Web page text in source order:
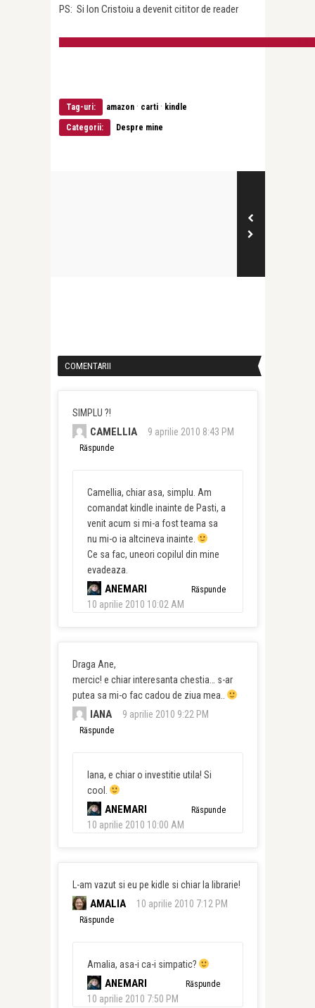
PS: Si Ion Cristoiu a devenit cititor de reader
Tag-uri: amazon · carti · kindle
Categorii: Despre mine
COMENTARII
SIMPLU ?!
CAMELLIA 9 aprilie 2010 8:43 PM
Răspunde
Camellia, chiar asa, simplu. Am
comandat kindle inainte de Pasti, a
venit acum si mi-a fost teama sa
nu mi-o ia altcineva inainte.
Ce sa fac, uneori copilul din mine
evadeaza.
ANEMARI
10 aprilie 2010 10:02 AM
Răspunde
Draga Ane,
mercic! e chiar interesanta chestia… s-ar
putea sa mi-o fac cadou de ziua mea..
IANA 9 aprilie 2010 9:22 PM
Răspunde
Iana, e chiar o investitie utila! Si
cool.
ANEMARI
10 aprilie 2010 10:00 AM
Răspunde
L-am vazut si eu pe kidle si chiar la librarie!
AMALIA 10 aprilie 2010 7:12 PM
Răspunde
Amalia, asa-i ca-i simpatic?
ANEMARI
10 aprilie 2010 7:50 PM
Răspunde